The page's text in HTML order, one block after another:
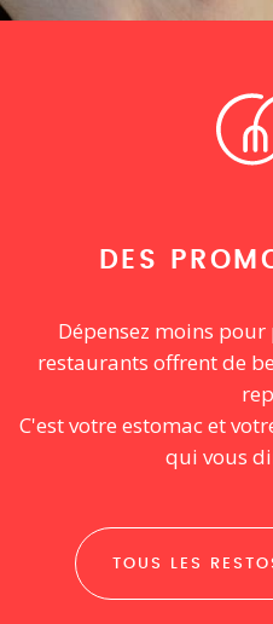
DES
Dépensez moins
restaurants offrent de
C'est votre estomac et
qui vous
TOUS LES